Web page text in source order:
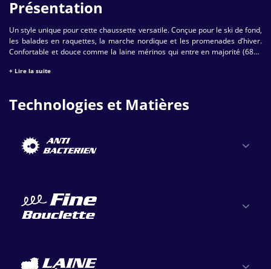
Présentation
Un style unique pour cette chaussette versatile. Conçue pour le ski de fond,
les balades en raquettes, la marche nordique et les promenades d’hiver.
Confortable et douce comme la laine mérinos qui entre en majorité (68%)
chaudes et thermorégulantes.
+ Lire la suite
Technologies et Matières